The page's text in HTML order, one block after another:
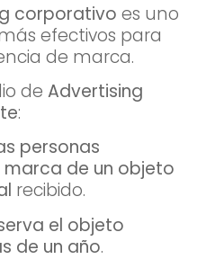
corporativo es uno
efectivos para
de marca.
de Advertising
:
personas
de un objeto
recibido.
el objeto
de un año.